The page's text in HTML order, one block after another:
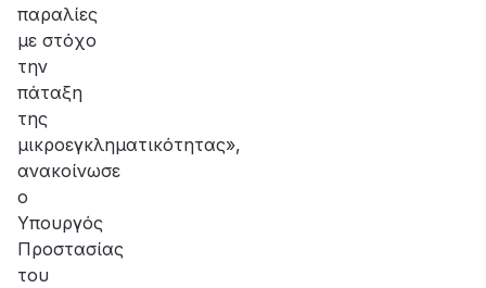
παραλίες
με στόχο
την
πάταξη
της
μικροεγκληματικότητας»,
ανακοίνωσε
ο
Υπουργός
Προστασίας
του